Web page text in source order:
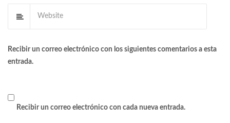
Recibir un correo electrónico con los siguientes comentarios a esta
entrada.
Recibir un correo electrónico con cada nueva entrada.